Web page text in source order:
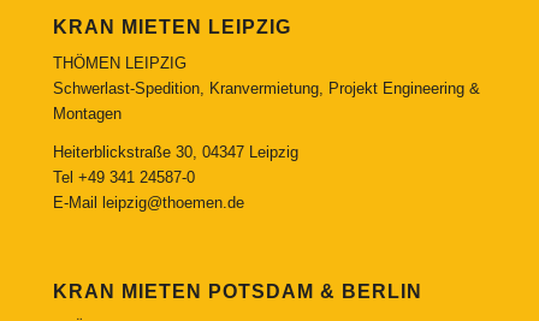
KRAN MIETEN LEIPZIG
THÖMEN LEIPZIG
Schwerlast-Spedition, Kranvermietung, Projekt Engineering &
Montagen
Heiterblickstraße 30, 04347 Leipzig
Tel +49 341 24587-0
E-Mail
leipzig@thoemen.de
KRAN MIETEN POTSDAM & BERLIN